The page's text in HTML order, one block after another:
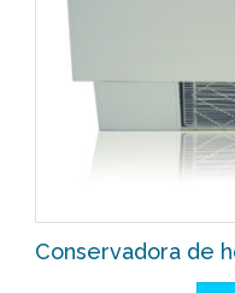
Conservadora de